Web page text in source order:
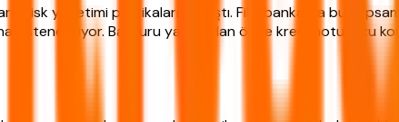
risk yönetimi politikaları sıkılaştı. Fibabanka da bu
istenebiliyor. Başvuru yapmadan önce kredi notunuzu